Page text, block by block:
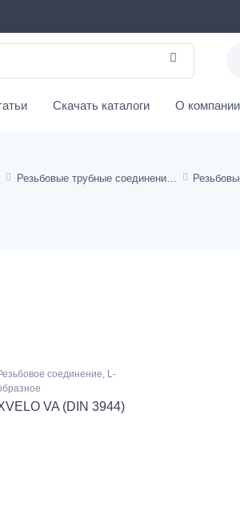
Скачать каталоги О компании
Резьбовые трубные соединения ISO 8434-1
соединение, L-
VA (DIN 3944)